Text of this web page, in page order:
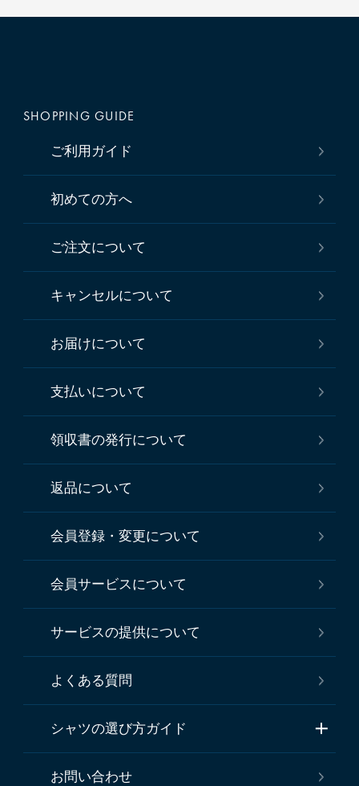
SHOPPING GUIDE
ご利用ガイド
初めての方へ
ご注文について
キャンセルについて
お届けについて
支払いについて
領収書の発行について
返品について
会員登録・変更について
会員サービスについて
サービスの提供について
よくある質問
シャツの選び方ガイド
お問い合わせ